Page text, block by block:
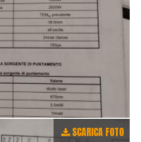
SCARICA FOTO